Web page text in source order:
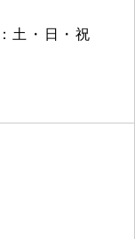
土・日・祝